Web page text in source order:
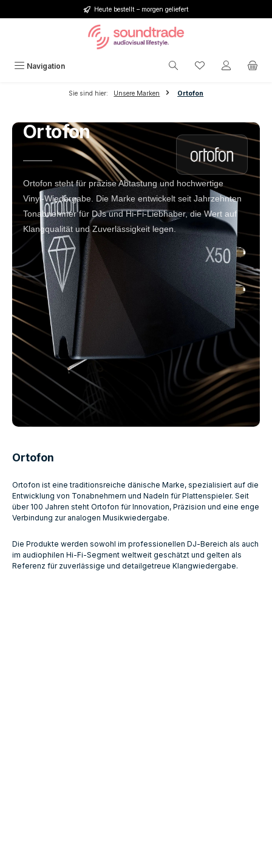
Zum Hauptinhalt springenHeute bestellt – morgen geliefert
Navigation Du hast 0
Sie sind hier: Unsere Marken Ortofon
Ortofon
Ortofon steht für präzise Abtastung und hochwertige
Vinyl‑Wiedergabe. Die Marke entwickelt seit Jahrzehnten
Tonabnehmer für DJs und Hi‑Fi‑Liebhaber, die Wert auf
Klangqualität und Zuverlässigkeit legen.
Ortofon
Ortofon ist eine traditionsreiche dänische Marke, spezialisiert auf die
Entwicklung von Tonabnehmern und Nadeln für Plattenspieler. Seit
über 100 Jahren steht Ortofon für Innovation, Präzision und eine enge
Verbindung zur analogen Musikwiedergabe.
Die Produkte werden sowohl im professionellen DJ‑Bereich als auch
im audiophilen Hi‑Fi‑Segment weltweit geschätzt und gelten als
Referenz für zuverlässige und detailgetreue Klangwiedergabe.